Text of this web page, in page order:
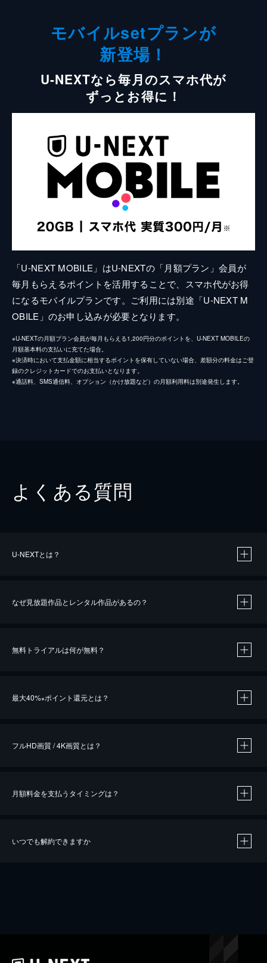
モバイルsetプランが
新登場！
U-NEXTなら毎月のスマホ代が
ずっとお得に！
「U-NEXT MOBILE」はU-NEXTの「月額プラン」会員が
毎月もらえるポイントを活用することで、スマホ代がお得
になるモバイルプランです。ご利用には別途「U-NEXT M
OBILE」のお申し込みが必要となります。
※U-NEXTの月額プラン会員が毎月もらえる1,200円分のポイントを、U-NEXT MOBILEの
月額基本料の支払いに充てた場合。
※決済時において支払金額に相当するポイントを保有していない場合、差額分の料金はご登
録のクレジットカードでのお支払いとなります。
※通話料、SMS通信料、オプション（かけ放題など）の月額利用料は別途発生します。
よくある質問
U-NEXTとは？
なぜ見放題作品とレンタル作品があるの？
無料トライアルは何が無料？
最大40%※ポイント還元とは？
※40％ポイント還元の対象は、クレジットカード決済による作品の購入 / レンタルです。
iOSアプリのUコイン決済による作品の購入 / レンタルは、20％のポイント還元です。
フルHD画質 / 4K画質とは？
月額料金を支払うタイミングは？
いつでも解約できますか